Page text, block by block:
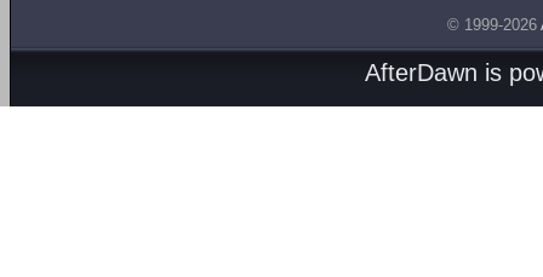
© 1999-2026
AfterDawn is